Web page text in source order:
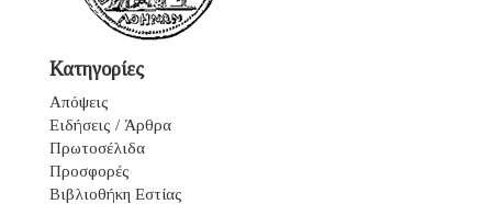
Κατηγορίες
Απόψεις
Ειδήσεις / Άρθρα
Πρωτοσέλιδα
Προσφορές
Βιβλιοθήκη Εστίας